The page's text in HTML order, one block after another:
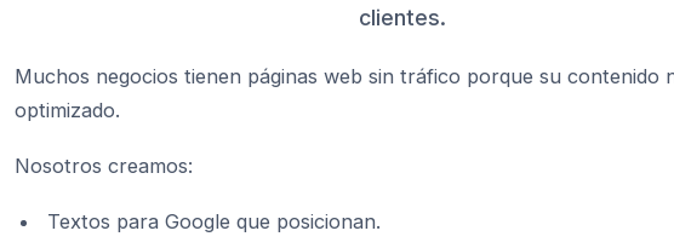
clientes.
Muchos negocios tienen páginas web sin tráfico porque su contenido
optimizado.
Nosotros creamos:
Textos para Google que posicionan.